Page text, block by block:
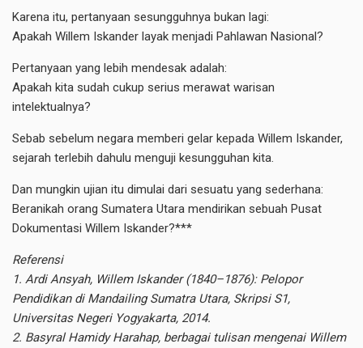
Karena itu, pertanyaan sesungguhnya bukan lagi:
Apakah Willem Iskander layak menjadi Pahlawan Nasional?
Pertanyaan yang lebih mendesak adalah:
Apakah kita sudah cukup serius merawat warisan
intelektualnya?
Sebab sebelum negara memberi gelar kepada Willem Iskander,
sejarah terlebih dahulu menguji kesungguhan kita.
Dan mungkin ujian itu dimulai dari sesuatu yang sederhana:
Beranikah orang Sumatera Utara mendirikan sebuah Pusat
Dokumentasi Willem Iskander?***
Referensi
1. Ardi Ansyah, Willem Iskander (1840–1876): Pelopor
Pendidikan di Mandailing Sumatra Utara, Skripsi S1,
Universitas Negeri Yogyakarta, 2014.
2. Basyral Hamidy Harahap, berbagai tulisan mengenai Willem